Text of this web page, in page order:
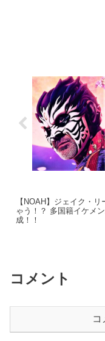
【NOAH】ジェイク・
ゃう！？ 多国籍イケメ
成！！
コメント
コ